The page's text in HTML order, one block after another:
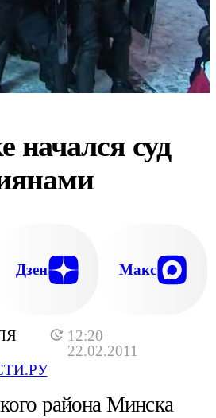
12:20
22.02.2011
начался суд
Дзен Макс
района Минска